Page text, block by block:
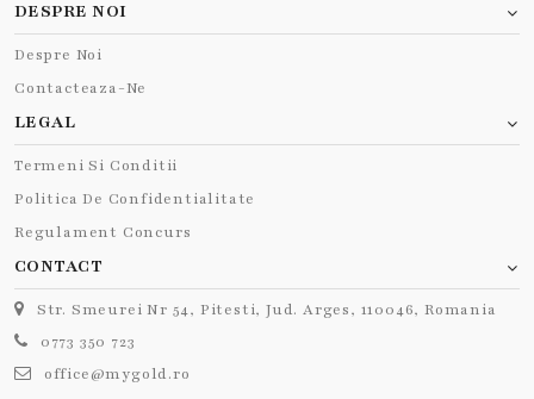
DESPRE NOI
Despre Noi
Contacteaza-Ne
LEGAL
Termeni Si Conditii
Politica De Confidentialitate
Regulament Concurs
CONTACT
Str. Smeurei Nr 54, Pitesti, Jud. Arges, 110046, Romania
0773 350 723
office@mygold.ro